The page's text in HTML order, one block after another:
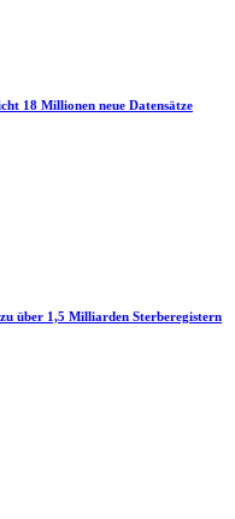
18 Millionen neue Datensätze
über 1,5 Milliarden Sterberegistern